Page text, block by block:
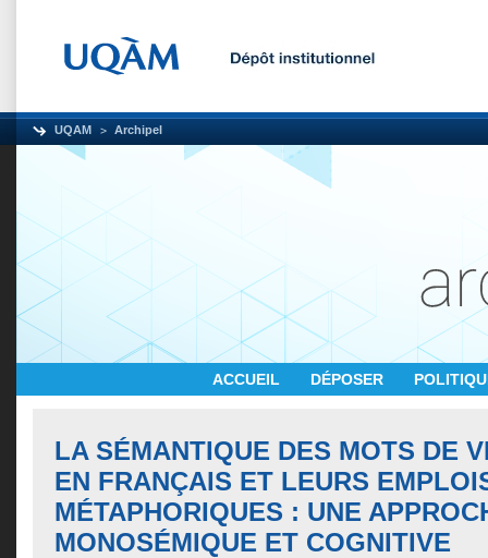
UQAM Archipel
ACCUEIL DÉPOSER
LA SÉMANTIQUE DES MOTS DE
EN FRANÇAIS ET LEURS
MÉTAPHORIQUES : UNE
MONOSÉMIQUE ET COGNITIVE